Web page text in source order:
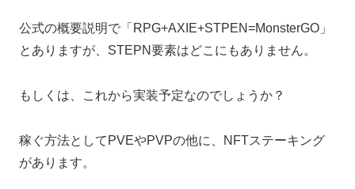
公式の概要説明で「RPG+AXIE+STPEN=MonsterGO」
とありますが、STEPN要素はどこにもありません。
もしくは、これから実装予定なのでしょうか？
稼ぐ方法としてPVEやPVPの他に、NFTステーキング
があります。